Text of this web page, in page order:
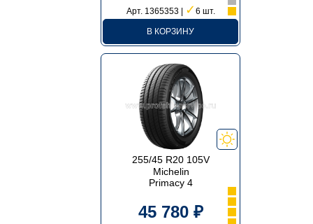
Арт. 1365353 | ✓ 6 шт.
В КОРЗИНУ
255/45 R20 105V
Michelin
Primacy 4
45 780 ₽